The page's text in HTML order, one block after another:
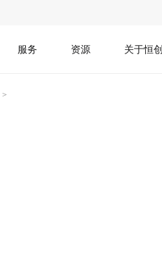
服务 资源 关于恒创
>